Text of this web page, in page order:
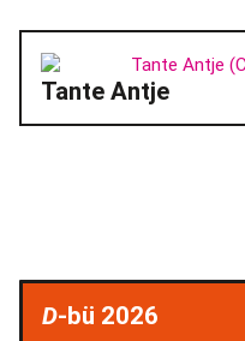
Tante Antje
D-bü 2026